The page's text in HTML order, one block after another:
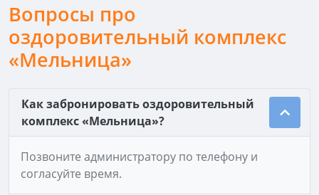
Вопросы про
оздоровительный комплекс
«Мельница»
Как забронировать оздоровительный
комплекс «Мельница»?
Позвоните администратору по телефону и
согласуйте время.